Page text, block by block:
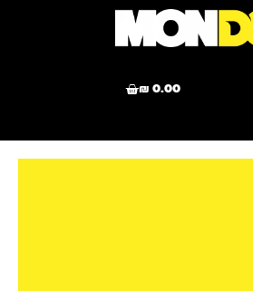
₪ 0.00